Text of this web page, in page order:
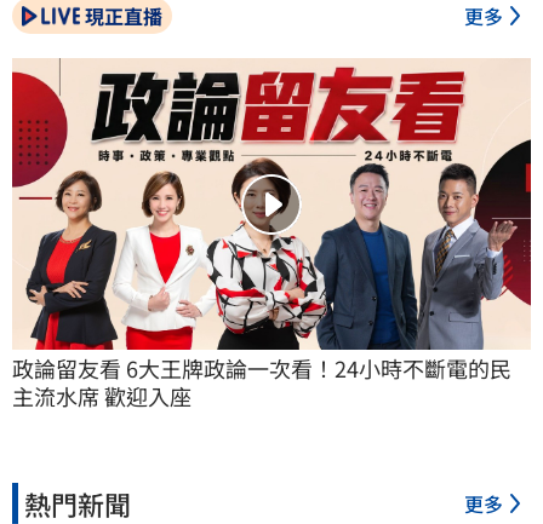
現正直播 更多
政論留友看 6大王牌政論一次看！24小時不斷電的民
主流水席 歡迎入座
熱門新聞 更多